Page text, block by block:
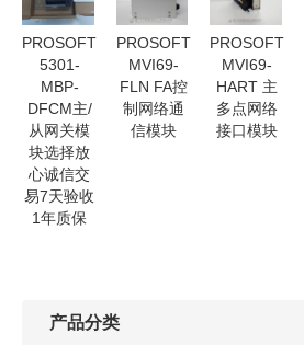
PROSOFT
5301-
MBP-
DFCM主/
从网关模
块选择放
心诚信交
易7天验收
1年质保
PROSOFT
MVI69-
FLN FA控
制网络通
信模块
PROSOFT
MVI69-
HART 主
多点网络
接口模块
产品分类